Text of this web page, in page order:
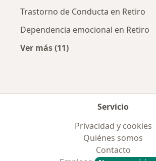
Trastorno de Conducta en Retiro
Dependencia emocional en Retiro
Ver más (11)
Servicio
Privacidad y cookies
Quiénes somos
Contacto